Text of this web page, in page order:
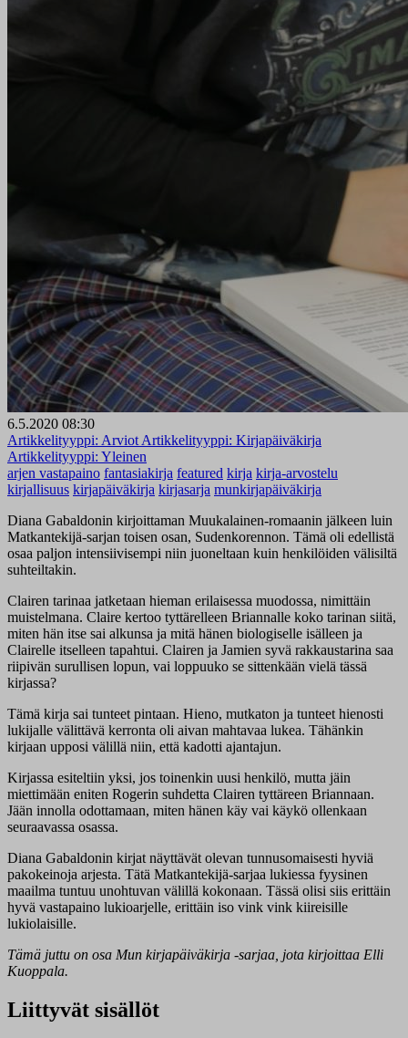
6.5.2020 08:30
Artikkelityyppi: ArviotArtikkelityyppi: Kirjapäiväkirja
Artikkelityyppi: Yleinen
arjen vastapaino fantasiakirja featured kirja kirja-arvostelu
kirjallisuus kirjapäiväkirja kirjasarja munkirjapäiväkirja
Diana Gabaldonin kirjoittaman Muukalainen-romaanin jälkeen luin
Matkantekijä-sarjan toisen osan, Sudenkorennon. Tämä oli edellistä
osaa paljon intensiivisempi niin juoneltaan kuin henkilöiden välisiltä
suhteiltakin.
Clairen tarinaa jatketaan hieman erilaisessa muodossa, nimittäin
muistelmana. Claire kertoo tyttärelleen Briannalle koko tarinan siitä,
miten hän itse sai alkunsa ja mitä hänen biologiselle isälleen ja
Clairelle itselleen tapahtui. Clairen ja Jamien syvä rakkaustarina saa
riipivän surullisen lopun, vai loppuuko se sittenkään vielä tässä
kirjassa?
Tämä kirja sai tunteet pintaan. Hieno, mutkaton ja tunteet hienosti
lukijalle välittävä kerronta oli aivan mahtavaa lukea. Tähänkin
kirjaan upposi välillä niin, että kadotti ajantajun.
Kirjassa esiteltiin yksi, jos toinenkin uusi henkilö, mutta jäin
miettimään eniten Rogerin suhdetta Clairen tyttäreen Briannaan.
Jään innolla odottamaan, miten hänen käy vai käykö ollenkaan
seuraavassa osassa.
Diana Gabaldonin kirjat näyttävät olevan tunnusomaisesti hyviä
pakokeinoja arjesta. Tätä Matkantekijä-sarjaa lukiessa fyysinen
maailma tuntuu unohtuvan välillä kokonaan. Tässä olisi siis erittäin
hyvä vastapaino lukioarjelle, erittäin iso vink vink kiireisille
lukiolaisille.
Tämä juttu on osa Mun kirjapäiväkirja -sarjaa, jota kirjoittaa Elli
Kuoppala.
Liittyvät sisällöt